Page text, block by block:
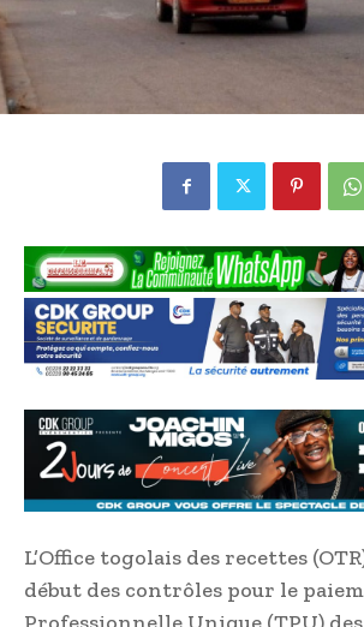
L’Office togolais des recettes
début des contrôles pour le